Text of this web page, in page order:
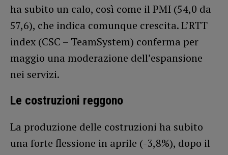
ha subito un calo, così come il PMI (54,0 da
57,6), che indica comunque crescita. L’RTT
index (CSC – TeamSystem) conferma per
maggio una moderazione dell’espansione
nei servizi.
Le costruzioni reggono
La produzione delle costruzioni ha subito
una forte flessione in aprile (-3,8%), dopo il